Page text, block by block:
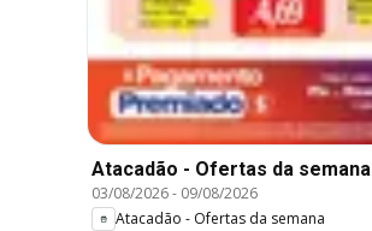
Atacadão - Ofertas da semana
03/08/2026- 09/08/2026
Atacadão - Ofertas da semana